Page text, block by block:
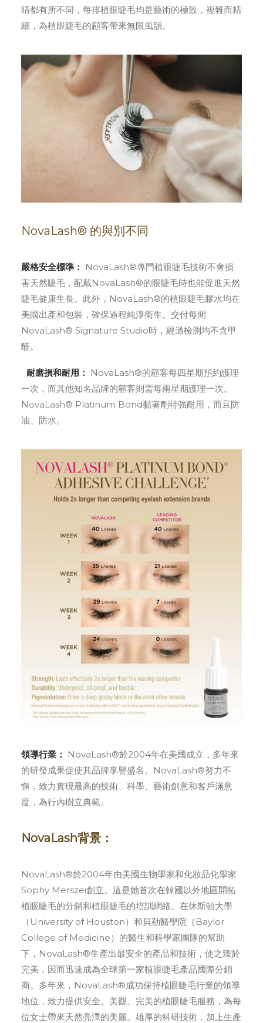
睛都有所不同，每排植眼睫毛均是藝術的極致，複雜而精
細，為植眼睫毛的顧客帶來無限風韻。
NovaLash® 的與別不同
嚴格安全標準：
NovaLash®專門植眼睫毛技術不會損
害天然睫毛，配戴NovaLash®的眼睫毛時也能促進天然
睫毛健康生長。此外，NovaLash®的植眼睫毛膠水均在
美國出產和包裝，確保過程純淨衛生。交付每間
NovaLash® Signature Studio時，經過檢測均不含甲
醛。
耐磨損和耐用：
NovaLash®的顧客每四星期預約護理
一次，而其他知名品牌的顧客則需每兩星期護理一次。
NovaLash® Platinum Bond黏著劑特強耐用，而且防
油、防水。
領導行業：
NovaLash®於2004年在美國成立，多年來
的研發成果促使其品牌享譽盛名。NovaLash®努力不
懈，致力實現最高的技術、科學、藝術創意和客戶滿意
度，為行內樹立典範。
NovaLash背景：
NovaLash®於2004年由美國生物學家和化妝品化學家
Sophy Merszei創立。這是她首次在韓國以外地區開拓
植眼睫毛的分銷和植眼睫毛的培訓網絡。在休斯頓大學
（University of Houston）和貝勒醫學院（Baylor
College of Medicine）的醫生和科學家團隊的幫助
下，NovaLash®生產出最安全的產品和技術，使之臻於
完美，因而迅速成為全球第一家植眼睫毛產品國際分銷
商。多年來，NovaLash®成功保持植眼睫毛行業的領導
地位，致力提供安全、美觀、完美的植眼睫毛服務，為每
位女士帶來天然亮澤的美麗。雄厚的科研技術，加上生產